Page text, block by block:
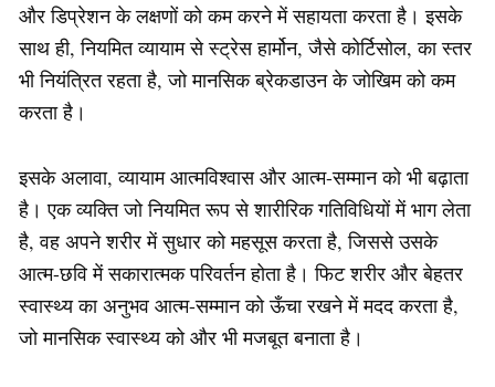
और डिप्रेशन के लक्षणों को कम करने में सहायता करता है। इसके
साथ ही, नियमित व्यायाम से स्ट्रेस हार्मोन, जैसे कोर्टिसोल, का स्तर
भी नियंत्रित रहता है, जो मानसिक ब्रेकडाउन के जोखिम को कम
करता है।
इसके अलावा, व्यायाम आत्मविश्वास और आत्म-सम्मान को भी बढ़ाता
है। एक व्यक्ति जो नियमित रूप से शारीरिक गतिविधियों में भाग लेता
है, वह अपने शरीर में सुधार को महसूस करता है, जिससे उसके
आत्म-छवि में सकारात्मक परिवर्तन होता है। फिट शरीर और बेहतर
स्वास्थ्य का अनुभव आत्म-सम्मान को ऊँचा रखने में मदद करता है,
जो मानसिक स्वास्थ्य को और भी मजबूत बनाता है।